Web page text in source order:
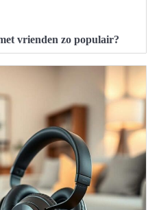
vrienden zo populair?